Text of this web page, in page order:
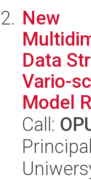
New
Data
Vario-
Model
Call: